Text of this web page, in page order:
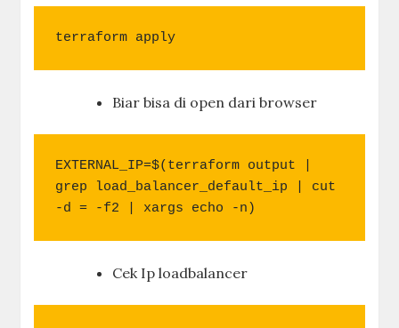
terraform apply
Biar bisa di open dari browser
EXTERNAL_IP=$(terraform output |
grep load_balancer_default_ip | cut
-d = -f2 | xargs echo -n)
Cek Ip loadbalancer